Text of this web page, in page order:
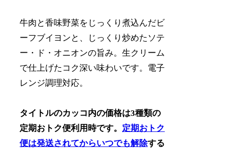
牛肉と香味野菜をじっくり煮込んだビ
ーフブイヨンと、じっくり炒めたソテ
ー・ド・オニオンの旨み。生クリーム
で仕上げたコク深い味わいです。電子
レンジ調理対応。
タイトルのカッコ内の価格は3種類の
定期おトク便利用時です。 定期おトク
便は発送されてからいつでも解除する